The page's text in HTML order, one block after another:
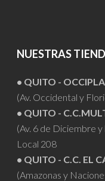
NUESTRAS
• QUITO -
(Av. Occidental y
• QUITO -
(Av. 6 de Diciembre y
Local 208
• QUITO - C.C. EL
(Amazonas y